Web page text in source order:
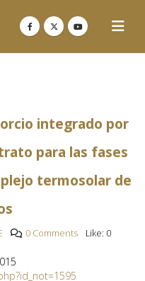
integrado por
para las fases
termosolar de
0 Comments Like: 0